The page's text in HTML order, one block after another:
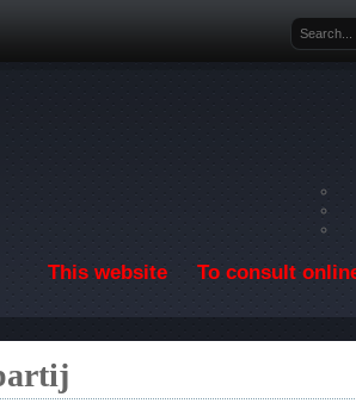
This website To consult